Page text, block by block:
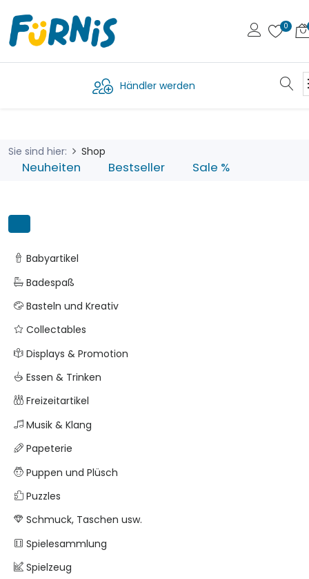
Händler werden
Sie sind hier: Shop
Neuheiten Bestseller Sale %
Babyartikel
Badespaß
Basteln und Kreativ
Collectables
Displays & Promotion
Essen & Trinken
Freizeitartikel
Musik & Klang
Papeterie
Puppen und Plüsch
Puzzles
Schmuck, Taschen usw.
Spielesammlung
Spielzeug